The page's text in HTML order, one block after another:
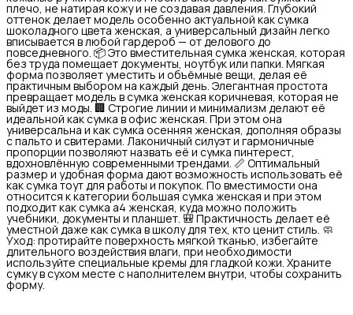
плечо, не натирая кожу и не создавая давления. Глубокий
оттенок делает модель особенно актуальной как сумка
шоколадного цвета женская, а универсальный дизайн легко
вписывается в любой гардероб — от делового до
повседневного. 📦 Это вместительная сумка женская, которая
без труда помещает документы, ноутбук или папки. Мягкая
форма позволяет уместить и объёмные вещи, делая её
практичным выбором на каждый день. Элегантная простота
превращает модель в сумка женская коричневая, которая не
выйдет из моды. 🏢 Строгие линии и минимализм делают её
идеальной как сумка в офис женская. При этом она
универсальна и как сумка осенняя женская, дополняя образы
с пальто и свитерами. Лаконичный силуэт и гармоничные
пропорции позволяют назвать её и сумка пинтерест,
вдохновлённую современными трендами. 📏 Оптимальный
размер и удобная форма дают возможность использовать её
как сумка тоут для работы и покупок. По вместимости она
относится к категории большая сумка женская и при этом
подходит как сумка а4 женская, куда можно положить
учебники, документы и планшет. 🎒 Практичность делает её
уместной даже как сумка в школу для тех, кто ценит стиль. 🧼
Уход: протирайте поверхность мягкой тканью, избегайте
длительного воздействия влаги, при необходимости
используйте специальные кремы для гладкой кожи. Храните
сумку в сухом месте с наполнителем внутри, чтобы сохранить
форму.